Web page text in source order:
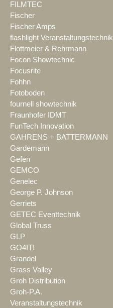
FILMTEC
Fischer
Fischer Amps
flashlight Veranstaltungstechnik
Flottmeier & Rehrmann
Focon Showtechnic
Focusrite
Fohhn
Fotoboden
fournell showtechnik
Fraunhofer IDMT
FunTech Innovation
GAHRENS + BATTERMANN
Gardemann
Gefen
GEMCO
Genelec
George P. Johnson
Gerriets
GETEC Eventtechnik
Global Truss
GLP
GO4IT!
Grandel
Grass Valley
Groh Distribution
Groh-P.A.
Veranstaltungstechnik